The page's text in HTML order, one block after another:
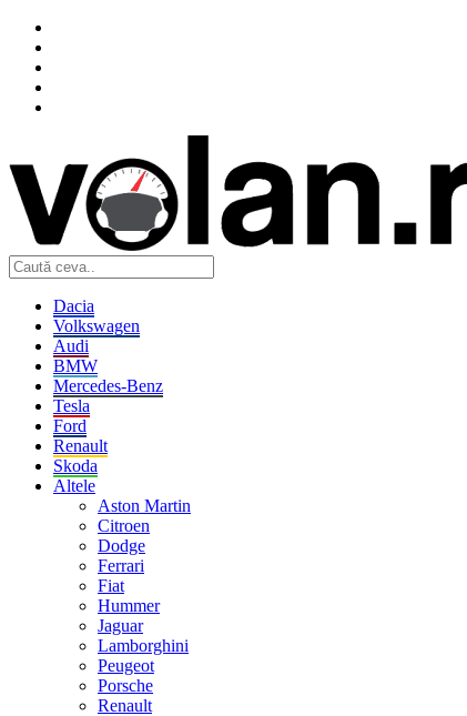
Dacia
Volkswagen
Audi
BMW
Mercedes-Benz
Tesla
Ford
Renault
Skoda
Altele
Aston Martin
Citroen
Dodge
Ferrari
Fiat
Hummer
Jaguar
Lamborghini
Peugeot
Porsche
Renault